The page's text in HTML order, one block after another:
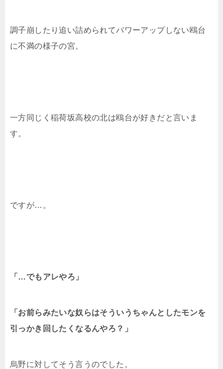
調子崩したり追い詰められてパワーアップしない鴎台
に不満の様子の宮。
一方同じく稲荷坂高校の北は鴎台が好きだと言いま
す。
ですが…。
「…でもアレやろ」
「お前らみたいな奴らはそういうちゃんとしたモンを
引っかき回したくなるんやろ？」
烏野に対してそう言うのでした。